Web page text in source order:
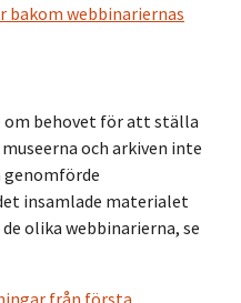
bakom webbinariernas
behovet för att ställa
och arkiven inte
genomförde
insamlade materialet
olika webbinarierna, se